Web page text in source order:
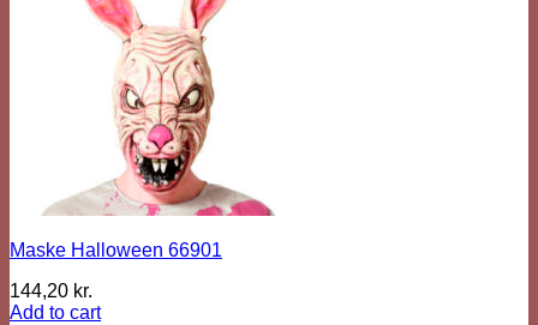
Maske Halloween 66901
144,20 kr.
Add to cart